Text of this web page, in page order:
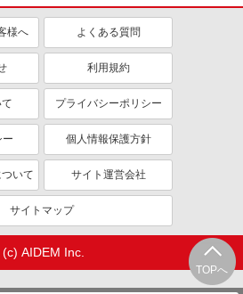
車通勤OK
自転車通勤OK
交通費支給
産休・育休取得実績あり
各種手当（家族・役職・インセン
ティブなど）あり
研修制度あり
医療・介護・福祉
・助産師
TOPへ
様へ よくある質問
利用規約
プライバシーポリシー
個人情報保護方針
いて サイト運営会社
サイトマップ
(c) AIDEM Inc.